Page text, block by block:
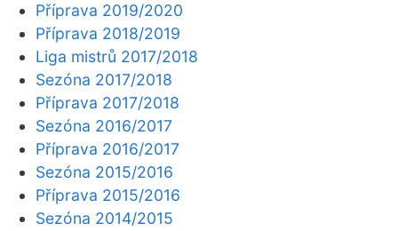
Příprava 2019/2020
Příprava 2018/2019
Liga mistrů 2017/2018
Sezóna 2017/2018
Příprava 2017/2018
Sezóna 2016/2017
Příprava 2016/2017
Sezóna 2015/2016
Příprava 2015/2016
Sezóna 2014/2015